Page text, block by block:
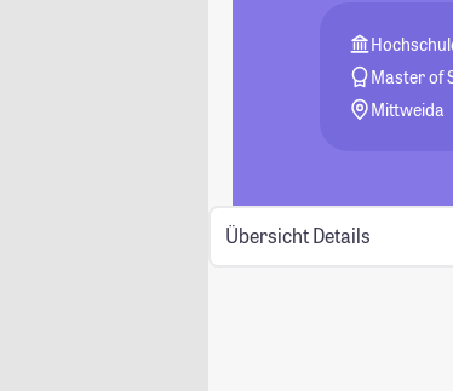
Master of
Mittweida
Übersicht Details